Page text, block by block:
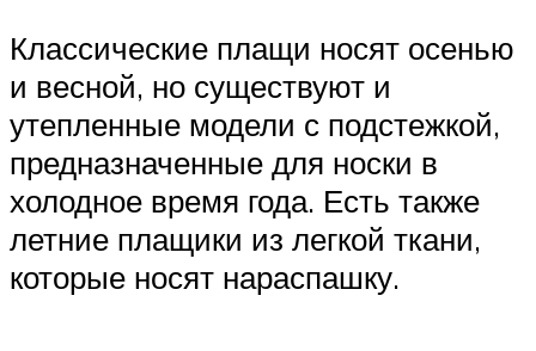
Классические плащи носят осенью
и весной, но существуют и
утепленные модели с подстежкой,
предназначенные для носки в
холодное время года. Есть также
летние плащики из легкой ткани,
которые носят нараспашку.